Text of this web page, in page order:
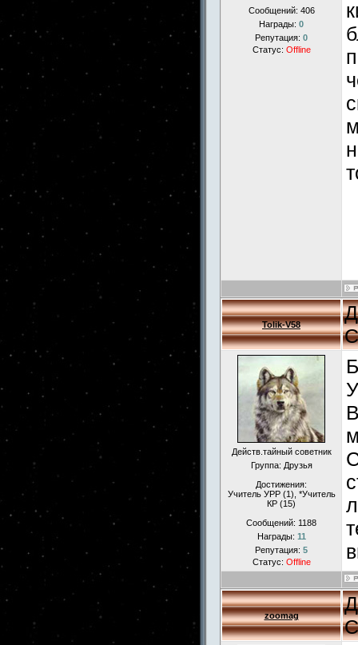
Сообщений: 406
Награды: 0
Репутация: 0
Статус: Offline
Tolik-V58
Действ.тайный советник
Группа: Друзья
Достижения:
Учитель УРР (1), *Учитель
КР (15)
Сообщений: 1188
Награды: 11
Репутация: 5
Статус: Offline
zoomag